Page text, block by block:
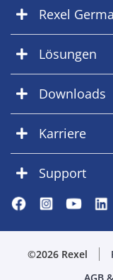
Rexel
Lösungen
Downloads
Karriere
Support
©2026 Rexel